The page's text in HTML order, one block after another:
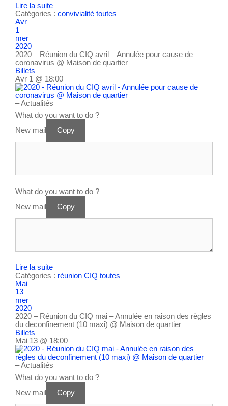
Lire la suite
Catégories : convivialité toutes
Avr
1
mer
2020
2020 – Réunion du CIQ avril – Annulée pour cause de
coronavirus @ Maison de quartier
Billets
Avr 1 @ 18:00
– Actualités
What do you want to do ?
New mail
Copy
What do you want to do ?
New mail
Copy
Lire la suite
Catégories : réunion CIQ toutes
Mai
13
mer
2020
2020 – Réunion du CIQ mai – Annulée en raison des règles
du deconfinement (10 maxi) @ Maison de quartier
Billets
Mai 13 @ 18:00
– Actualités
What do you want to do ?
New mail
Copy